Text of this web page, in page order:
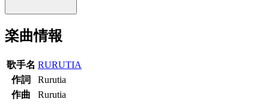
楽曲情報
歌手名 RURUTIA
作詞
Rurutia
作曲
Rurutia